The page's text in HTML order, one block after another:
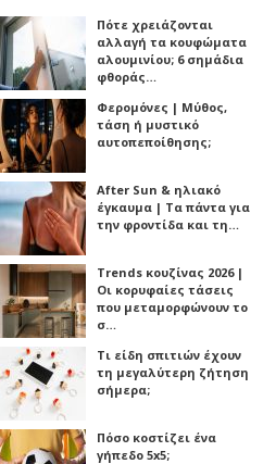
Πότε χρειάζονται
αλλαγή τα κουφώματα
αλουμινίου; 6 σημάδια
φθοράς…
Φερομόνες | Μύθος,
τάση ή μυστικό
αυτοπεποίθησης;
After Sun & ηλιακό
έγκαυμα | Τα πάντα για
την φροντίδα και τη…
Trends κουζίνας 2026 |
Οι κορυφαίες τάσεις
που μεταμορφώνουν το
σ…
Τι είδη σπιτιών έχουν
τη μεγαλύτερη ζήτηση
σήμερα;
Πόσο κοστίζει ένα
γήπεδο 5x5;